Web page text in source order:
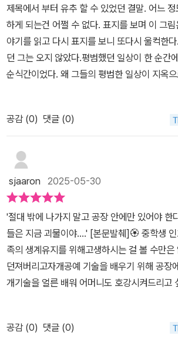
모른다요. 배달 나가면 늦는 수도 있응께. 그래
혀요. 꼭 올 거니께. 나가 약속은 절대 안 어긴
호의 삶에서 유일하게 약속을 어기게 된 마지
속을 꼭 지키고 싶었을 그 마음이 느껴져 더 가
약속을 하는 인호와 순미를 보며 이토록 슬프고
들이 떠올랐다. 다가가 그들을 안으며 활짝 웃
생하게 그려졌다. 그는 지금 그들에게로 가고
로 반드시 돌아가야 할 사람이었다.(93-4쪽)
이다. 반드시 돌아가야 할 사람, 돌아가겠다고
간까지도 그 약속을 지키려 했던 사람. 어쩌면
알았기에 인호는 달려갈 수밖에 없었을 지도 모
다. 그 마음을 지켜주기만 위해, 약속을 지킬 수
해. 그렇게 지켜내는 약속이 얼마나 소중한 지
잘 알고 있었으니까 말이다.1980년 5월 18일
동'. 45년이나 지났지만, '광주가 '인간의 잔혹
형태로 동시에 존재했던 시공간'이라며 시간과
우리에게 되돌아오는 현재형'이라고 말한 한강
래 끝나지 않는 이야기로 우리의 삶과 함께 숨
그리고 계속 살아있을 수 있도록 숨을 불어넣어
까?아들의 시신을 뒤늦게 발견한 부모의 마음
생각에 울컥한다소설 속 인호가 순미에게 건넨
은방울 꽃은 5월 5일(어린이날)의 탄생화로 '틀
꽃말을 갖고 있다국가권력에 의해 아주 작고 사
도 빛나는 꿈과 희망 그리고 행복을 짓밟하는
그곳에 있었다는 이유로 죽어간 어린 넋들의
야 한다쓰라린 가난 속에서 열여덟의 나이로 총
제목에서 부터 유추 할 수 있었던 결말. 어느
하게 되는건 어쩔 수 없다. 표지를 보며 이 그림
야기를 읽고 다시 표지를 보니 또다시 울컥한
던 그는 오지 않았다.평범했던 일상이 한 순간
순식간이었다. 왜 그들의 평범한 일상이 지옥
생자들의 이야기에 작가의 상상을 덧입힌 광주
이 죽어간 그들을 기억해 주기를 바라는 저자,
는 순간과 존경의 마음도 품었으면 했던 저자
한다.박인배의 짧은 인생만큼이나 소설 속 박인
평범한 일상이 누군가의 희생으로 이루어진 결
기억하며 소중히 살아야겠다._※ 출판사로 부터
고 솔직하게 작성한 리뷰입니다.
공감 (0) 댓글 (0)
sjaaron 2025-05-30
'절대 밖에 나가지 말고 공장 안에만 있어야 한
들은 지금 괴물이야....' [본문발췌]🏵 중학생
족의 생계유지를 위해고생하시는 걸 볼 수만
던져버리고자개공예 기술을 배우기 위해 공장
개기술을 얼른 배워 어머니도 호강시켜드리고
을 합니다.5.18 그날...젊은이들이 이유 없이 죽
바다가 되었던 그날...인호는 순미 앞에 나타나
공감 (0) 댓글 (0)